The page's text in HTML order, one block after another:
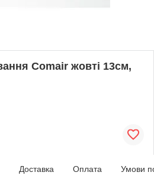
Comair жовті 13см,
Доставка Оплата Умови